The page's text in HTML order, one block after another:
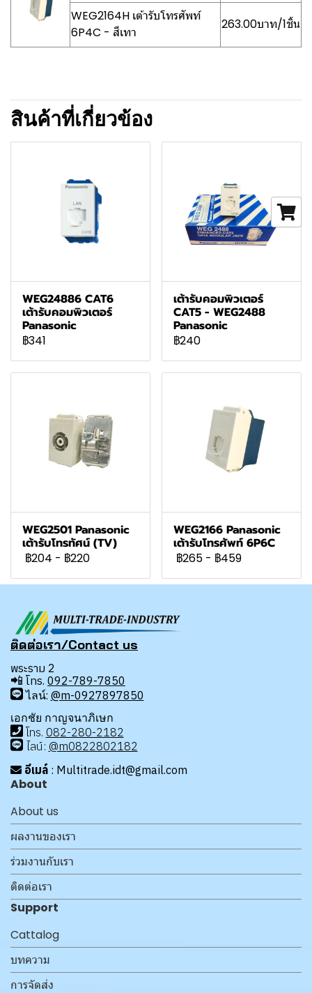
WEG2164H เต้ารับโทรศัพท์
6P4C - สีเทา
263.00บาท/1ชิ้น
สินค้าที่เกี่ยวข้อง
WEG24886 CAT6
เต้ารับคอมพิวเตอร์
Panasonic
฿341
เต้ารับคอมพิวเตอร์
CAT5 - WEG2488
Panasonic
฿240
WEG2501 Panasonic
เต้ารับโทรทัศน์ (TV)
฿204 - ฿220
WEG2166 Panasonic
เต้ารับโทรศัพท์ 6P6C
฿265 - ฿459
ติดต่อเรา/Contact us
พระราม 2
📲 โทร. 092-789-7850
ไลน์: @m-0927897850
เอกชัย กาญจนาภิเษก
โทร. 082-280-2182
ไลน์: @m0822802182
อีเมล์ : Multitrade.idt@gmail.com
About
About us
ผลงานของเรา
ร่วมงานกับเรา
ติดต่อเรา
Support
Cattalog
บทความ
การจัดส่ง